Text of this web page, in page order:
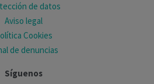
de datos
Aviso legal
Cookies
de denuncias
Síguenos